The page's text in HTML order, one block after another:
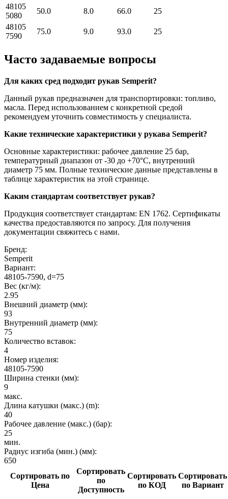
48105
5080
50.0 8.0 66.0 25
48105
7590
75.0 9.0 93.0 25
Часто задаваемые вопросы
Для каких сред подходит рукав Semperit?
Данный рукав предназначен для транспортировки: топливо,
масла. Перед использованием с конкретной средой
рекомендуем уточнить совместимость у специалиста.
Какие технические характеристики у рукава Semperit?
Основные характеристики: рабочее давление 25 бар,
температурный диапазон от -30 до +70°C, внутренний
диаметр 75 мм. Полные технические данные представлены в
таблице характеристик на этой странице.
Каким стандартам соответствует рукав?
Продукция соответствует стандартам: EN 1762. Сертификаты
качества предоставляются по запросу. Для получения
документации свяжитесь с нами.
Бренд:
Semperit
Вариант:
48105-7590, d=75
Вес (кг/м):
2.95
Внешний диаметр (мм):
93
Внутренний диаметр (мм):
75
Количество вставок:
4
Номер изделия:
48105-7590
Ширина стенки (мм):
9
макс.
Длина катушки (макс.) (m):
40
Рабочее давление (макс.) (бар):
25
мин.
Радиус изгиба (мин.) (мм):
650
Сортировать по
Цена
Сортировать
по
Доступность
Сортировать
по КОД
Сортировать
по Вариант